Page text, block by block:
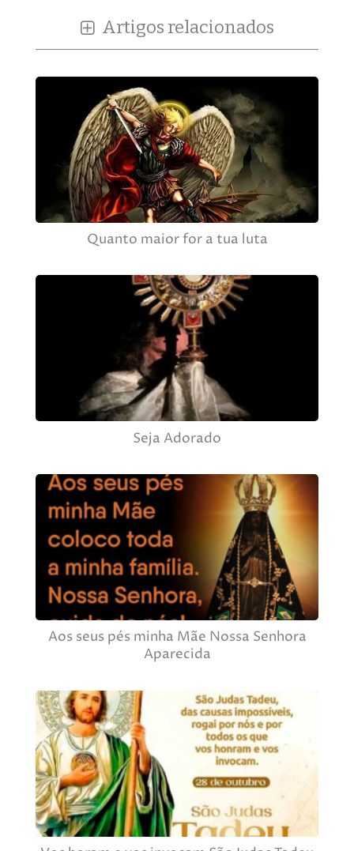
Artigos relacionados
Quanto maior for a tua luta
Seja Adorado
Aos seus pés minha Mãe Nossa Senhora
Aparecida